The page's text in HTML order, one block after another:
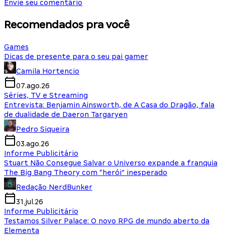
Envie seu comentário
Recomendados pra você
Games
Dicas de presente para o seu pai gamer
Camila Hortencio
07.ago.26
Séries, TV e Streaming
Entrevista: Benjamin Ainsworth, de A Casa do Dragão, fala
de dualidade de Daeron Targaryen
Pedro Siqueira
03.ago.26
Informe Publicitário
Stuart Não Consegue Salvar o Universo expande a franquia
The Big Bang Theory com “herói” inesperado
Redação NerdBunker
31.jul.26
Informe Publicitário
Testamos Silver Palace: O novo RPG de mundo aberto da
Elementa